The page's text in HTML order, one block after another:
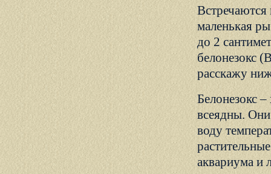
маленькая
до 2
белонезокс
расскажу
Белонезокс
всеядны.
воду
аквариума и